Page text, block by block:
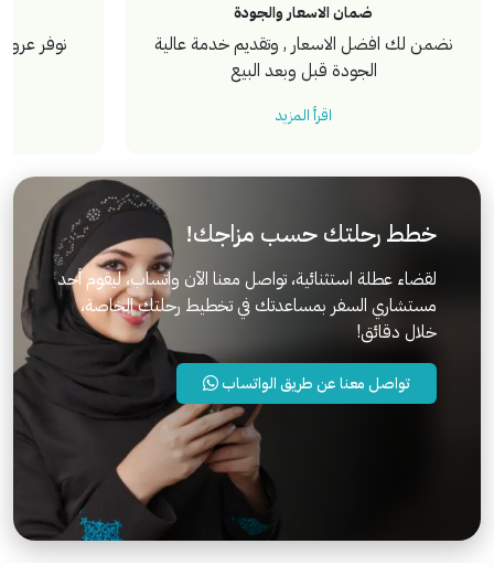
ضمان الاسعار والجودة
نضمن لك افضل الاسعار , وتقديم خدمة عالية
الجودة قبل وبعد البيع
اقرأ المزيد
نوفر
خطط رحلتك حسب مزاجك!
لقضاء عطلة استثنائية، تواصل معنا الآن واتساب، ليقوم أحد
مستشاري السفر بمساعدتك في تخطيط رحلتك الخاصة،
خلال دقائق!
تواصل معنا عن طريق الواتساب